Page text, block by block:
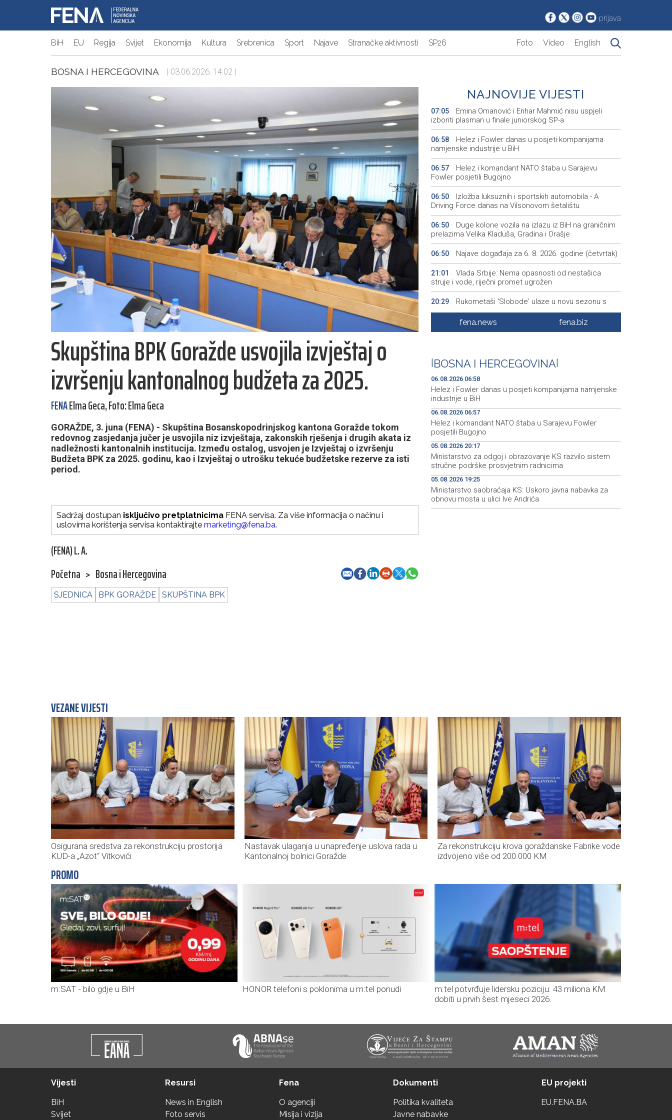
prijava
BiH EU Regija Svijet Ekonomija Kultura Srebrenica Sport Najave Stranačke aktivnosti SP26 Foto Video English
BOSNA I HERCEGOVINA | 03.06.2026. 14:02 |
Skupština BPK Goražde usvojila izvještaj o
izvršenju kantonalnog budžeta za 2025.
FENAElma Geca, Foto: Elma Geca
GORAŽDE, 3. juna (FENA) - Skupština Bosanskopodrinjskog kantona Goražde tokom
redovnog zasjedanja jučer je usvojila niz izvještaja, zakonskih rješenja i drugih akata iz
nadležnosti kantonalnih institucija. Između ostalog, usvojen je Izvještaj o izvršenju
Budžeta BPK za 2025. godinu, kao i Izvještaj o utrošku tekuće budžetske rezerve za isti
period.
Sadržaj dostupan isključivo pretplatnicima FENA servisa. Za više informacija o načinu i
uslovima korištenja servisa kontaktirajte marketing@fena.ba.
(FENA) L. A.
Početna > Bosna i Hercegovina
SJEDNICA BPK GORAŽDE SKUPŠTINA BPK
NAJNOVIJE VIJESTI
07:05
Emina Omanović i Enhar Mahmić nisu uspjeli
izboriti plasman u finale juniorskog SP-a
06:58
Helez i Fowler danas u posjeti kompanijama
namjenske industrije u BiH
06:57
Helez i komandant NATO štaba u Sarajevu
Fowler posjetili Bugojno
06:50
Izložba luksuznih i sportskih automobila - A
Driving Force danas na Vilsonovom šetalištu
06:50
Duge kolone vozila na izlazu iz BiH na graničnim
prelazima Velika Kladuša, Gradina i Orašje
06:50 Najave događaja za 6. 8. 2026. godine (četvrtak)
21:01
Vlada Srbije: Nema opasnosti od nestašica
struje i vode, riječni promet ugrožen
20:29
Rukometaši 'Slobode' ulaze u novu sezonu s
ciljem povratka u Premijer ligu
Ministarstvo za odgoj i obrazovanje KS razvilo
19:32
Announcement of events for Thursday, 6 August
2026
fena.news fena.biz
BOSNA I HERCEGOVINA
06.08.2026 06:58
Helez i Fowler danas u posjeti kompanijama namjenske
industrije u BiH
06.08.2026 06:57
Helez i komandant NATO štaba u Sarajevu Fowler
posjetili Bugojno
05.08.2026 20:17
Ministarstvo za odgoj i obrazovanje KS razvilo sistem
stručne podrške prosvjetnim radnicima
05.08.2026 19:25
Ministarstvo saobraćaja KS: Uskoro javna nabavka za
obnovu mosta u ulici Ive Andrića
VEZANE VIJESTI
Osigurana sredstva za rekonstrukciju prostorija
KUD-a „Azot“ Vitkovići
Nastavak ulaganja u unapređenje uslova rada u
Kantonalnoj bolnici Goražde
Za rekonstrukciju krova goraždanske Fabrike vode
izdvojeno više od 200.000 KM
PROMO
m:SAT - bilo gdje u BiH HONOR telefoni s poklonima u m:tel ponudi
m:tel potvrđuje lidersku poziciju: 43 miliona KM
dobiti u prvih šest mjeseci 2026.
Vijesti
BiH
Svijet
Resursi
News in English
Foto servis
Fena
O agenciji
Misija i vizija
Dokumenti
Politika kvaliteta
Javne nabavke
EU projekti
EU.FENA.BA